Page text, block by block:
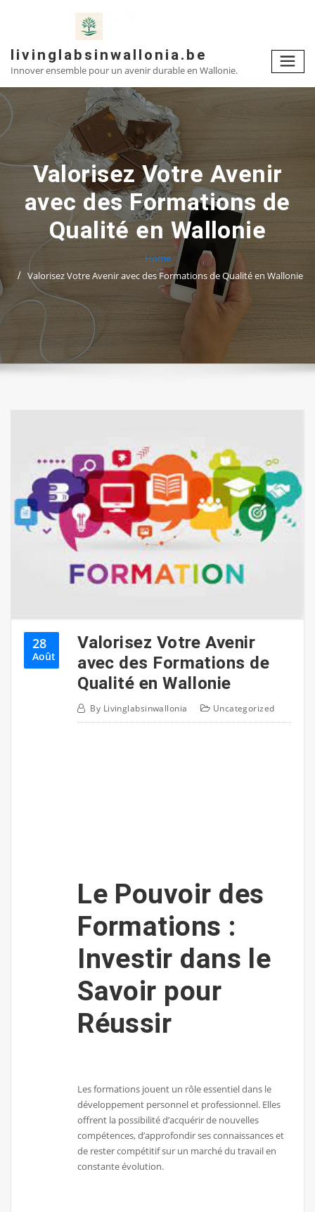
livinglabsinwallonia.be
Innover ensemble pour un avenir durable en Wallonie.
Valorisez Votre Avenir
avec des Formations de
Qualité en Wallonie
Home
Valorisez Votre Avenir avec des Formations de Qualité en Wallonie
28
Août
Valorisez Votre Avenir
avec des Formations de
Qualité en Wallonie
By Livinglabsinwallonia Uncategorized
Le Pouvoir des
Formations :
Investir dans le
Savoir pour
Réussir
Les formations jouent un rôle essentiel dans le
développement personnel et professionnel. Elles
offrent la possibilité d’acquérir de nouvelles
compétences, d’approfondir ses connaissances et
de rester compétitif sur un marché du travail en
constante évolution.